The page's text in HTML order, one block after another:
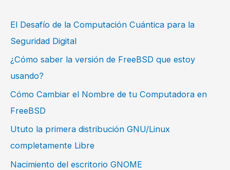
El Desafío de la Computación Cuántica para la
Seguridad Digital
¿Cómo saber la versión de FreeBSD que estoy
usando?
Cómo Cambiar el Nombre de tu Computadora en
FreeBSD
Ututo la primera distribución GNU/Linux
completamente Libre
Nacimiento del escritorio GNOME